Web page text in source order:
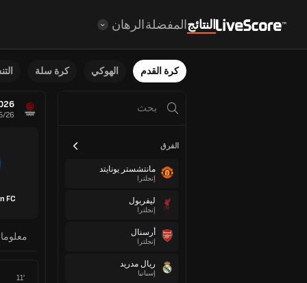
النتائجالمفضلةالرهان
كرة القدم الهوكي كرة سلة
الفرق
مانتشستر يونايتد
إنجلترا
ليفربول
إنجلترا
أرسنال
إنجلترا
ريال مدريد
إسبانيا
26
FC
11'